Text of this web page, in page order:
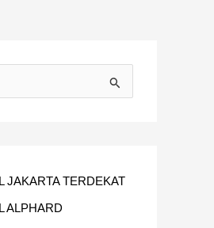
JAKARTA TERDEKAT
ALPHARD